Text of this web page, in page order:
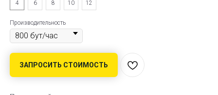
4
6 8 10 12
Производительность
ЗАПРОСИТЬ СТОИМОСТЬ